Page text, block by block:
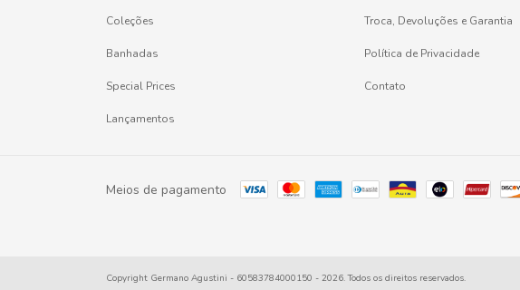
Coleções
Banhadas
Special Prices
Lançamentos
Troca, Devoluções e Garantia
Política de Privacidade
Contato
Meios de pagamento
Copyright Germano Agustini - 60583784000150 - 2026. Todos os direitos reservados.